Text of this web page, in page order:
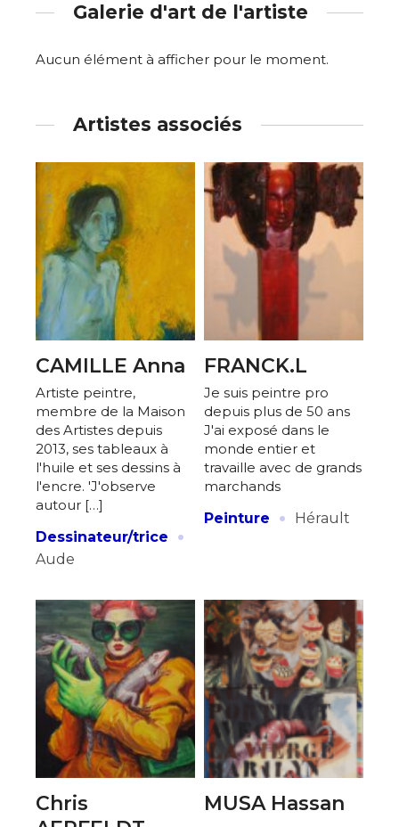
Galerie d'art de l'artiste
Aucun élément à afficher pour le moment.
Artistes associés
CAMILLE Anna
Artiste peintre,
membre de la Maison
des Artistes depuis
2013, ses tableaux à
l'huile et ses dessins à
l'encre. 'J'observe
autour […]
Dessinateur/trice
·
Aude
FRANCK.L
Je suis peintre pro
depuis plus de 50 ans
J'ai exposé dans le
monde entier et
travaille avec de grands
marchands
Peinture
· Hérault
Chris
MUSA Hassan